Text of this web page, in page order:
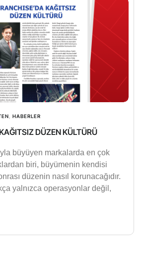
, HABERLER
DÜZEN KÜLTÜRÜ
büyüyen markalarda en çok
biri, büyümenin kendisi
düzenin nasıl korunacağıdır.
yalnızca operasyonlar değil,